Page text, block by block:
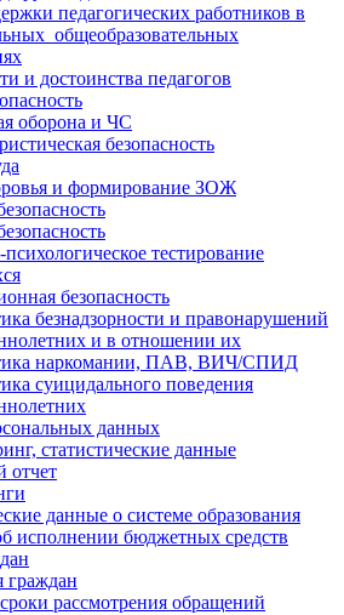
педагогических работников в
общеобразовательных
и достоинства педагогов
оборона и ЧС
безопасность
и формирование ЗОЖ
тестирование
безопасность
безнадзорности и правонарушений
и в отношении их
наркомании, ПАВ, ВИЧ/СПИД
суицидального поведения
данных
статистические данные
отчет
данные о системе образования
исполнении бюджетных средств
граждан
рассмотрения обращений